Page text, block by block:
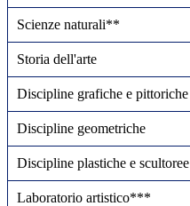
Scienze naturali**
Storia dell'arte
Discipline grafiche e pittoriche
Discipline geometriche
Discipline plastiche e scultoree
Laboratorio artistico***